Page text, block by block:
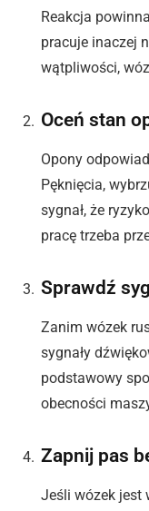
Reakcja
pracuje inaczej
wątpliwości,
Oceń stan
Opony
Pęknięcia,
sygnał, że
pracę trzeba
Sprawdź
Zanim wózek
sygnały
podstawowy
obecności
Zapnij pas
Jeśli wózek jest